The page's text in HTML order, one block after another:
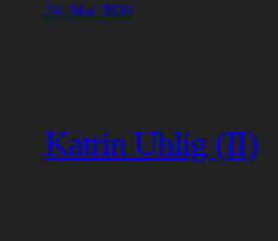
24. Mai 2026
Katrin Uhlig (II)